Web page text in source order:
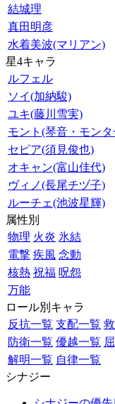
結城理
真田明彦
水着美波(マリアン)
星4キャラ
ルフェル
ソイ(加納駿)
ユキ(藤川雪実)
モント(琴音・モン
セピア(須見俊也)
オキャン(富山佳代)
ヴィノ(長尾チヅ子)
ルーチェ(池波星輝)
属性別
物理 火炎 氷結
電撃 疾風 念動
核熱 祝福 呪怨
万能
ロール別キャラ
反抗一覧 支配一覧
防衛一覧 優越一覧
解明一覧 自律一覧
シナジー